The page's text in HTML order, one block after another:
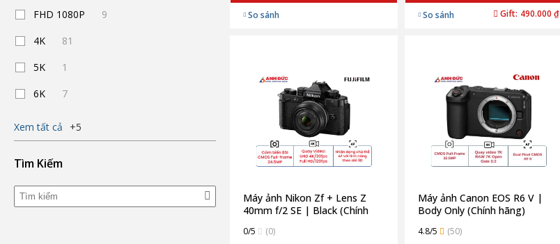
FHD 1080P
9
4K
81
5K
1
6K
7
Xem tất cả +5
Tìm Kiếm
So sánh So sánh Gift: 490.000 ₫
Máy ảnh Nikon Zf + Lens Z
40mm f/2 SE | Black (Chính
0/5 (0)
Máy ảnh Canon EOS R6 V |
Body Only (Chính hãng)
4.8/5 (50)